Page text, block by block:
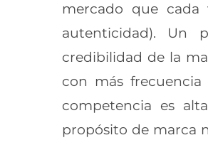
mercado que cada
autenticidad). Un
credibilidad de la
con más
competencia es
propósito de marca